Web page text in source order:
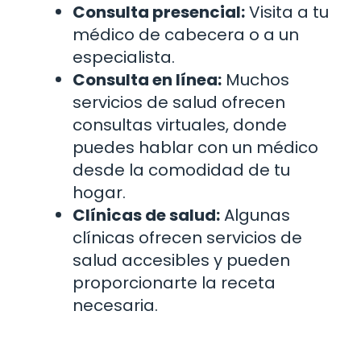
Consulta presencial:Visita a tu
médico de cabecera o a un
especialista.
Consulta en línea: Muchos
servicios de salud ofrecen
consultas virtuales, donde
puedes hablar con un médico
desde la comodidad de tu
hogar.
Clínicas de salud:Algunas
clínicas ofrecen servicios de
salud accesibles y pueden
proporcionarte la receta
necesaria.